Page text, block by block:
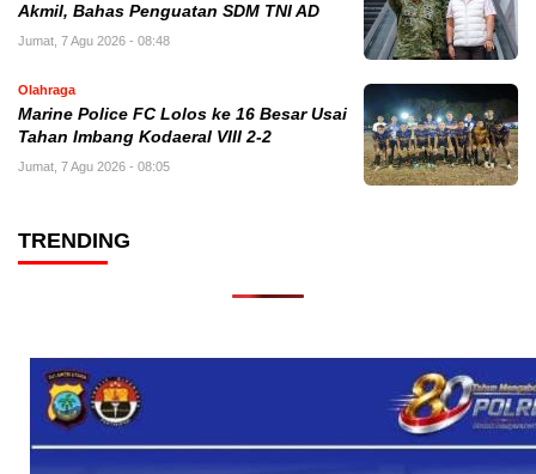
Akmil, Bahas Penguatan SDM TNI AD
Jumat, 7 Agu 2026 - 08:48
Olahraga
Marine Police FC Lolos ke 16 Besar Usai
Tahan Imbang Kodaeral VIII 2-2
Jumat, 7 Agu 2026 - 08:05
TRENDING